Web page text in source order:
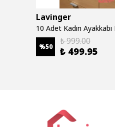
Lavinger
%50
₺ 999.00
₺ 499.95